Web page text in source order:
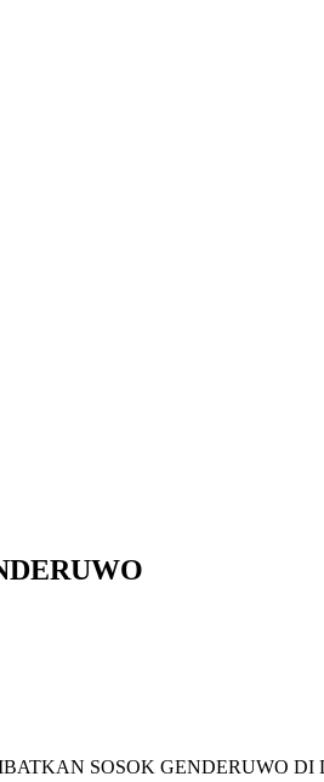
SOSOK GENDERUWO